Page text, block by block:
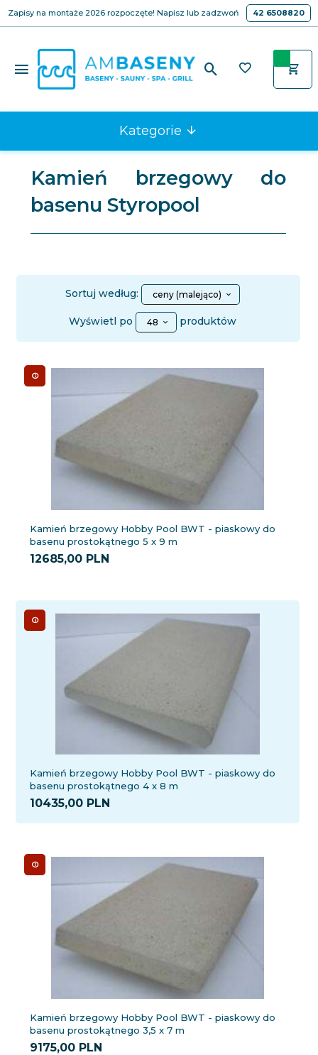
Zapisy na montaże 2026 rozpoczęte! Napisz lub zadzwoń 42 6508820
Kategorie
Kamień brzegowy do
basenu Styropool
Sortuj według: sortceny (malejąco)
Wyświetl po pop
48 produktów
Kamień brzegowy Hobby Pool BWT - piaskowy do
basenu prostokątnego 5 x 9 m
12685,00 PLN
Kamień brzegowy Hobby Pool BWT - piaskowy do
basenu prostokątnego 4 x 8 m
10435,00 PLN
Kamień brzegowy Hobby Pool BWT - piaskowy do
basenu prostokątnego 3,5 x 7 m
9175,00 PLN